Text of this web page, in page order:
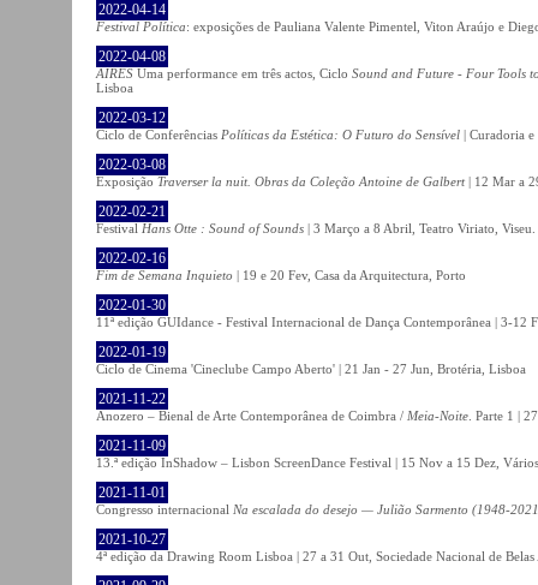
2022-04-14
Festival Política: exposições de Pauliana Valente Pimentel, Viton Araújo e
2022-04-08
AIRES Uma performance em três actos, Ciclo Sound and Future - Four Tools
Lisboa
2022-03-12
Ciclo de Conferências Políticas da Estética: O Futuro do Sensível | Curadoria
2022-03-08
Exposição Traverser la nuit. Obras da Coleção Antoine de Galbert | 12 Mar a
2022-02-21
Festival Hans Otte : Sound of Sounds | 3 Março a 8 Abril, Teatro Viriato, Viseu.
2022-02-16
Fim de Semana Inquieto | 19 e 20 Fev, Casa da Arquitectura, Porto
2022-01-30
11ª edição GUIdance - Festival Internacional de Dança Contemporânea | 3-12
2022-01-19
Ciclo de Cinema 'Cineclube Campo Aberto' | 21 Jan - 27 Jun, Brotéria, Lisboa
2021-11-22
Anozero – Bienal de Arte Contemporânea de Coimbra / Meia-Noite . Parte 1 |
2021-11-09
13.ª edição InShadow – Lisbon ScreenDance Festival | 15 Nov a 15 Dez,
2021-11-01
Congresso internacional Na escalada do desejo — Julião Sarmento (1948-
2021-10-27
4ª edição da Drawing Room Lisboa | 27 a 31 Out, Sociedade Nacional de